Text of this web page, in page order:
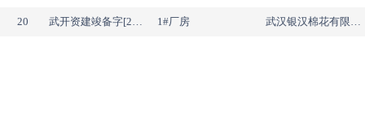
20 武开资建竣备字[2026]第075号 1#厂房 武汉银汉棉花有限公司